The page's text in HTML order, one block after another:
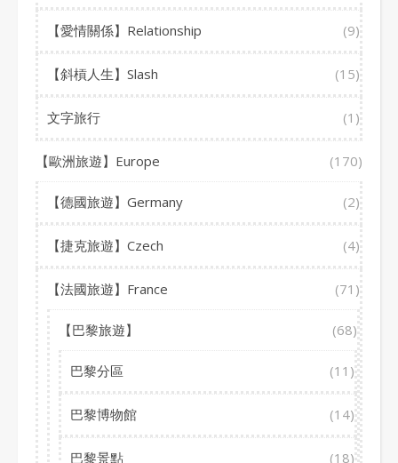
【愛情關係】Relationship (9)
【斜槓人生】Slash (15)
文字旅行 (1)
【歐洲旅遊】Europe (170)
【德國旅遊】Germany (2)
【捷克旅遊】Czech (4)
【法國旅遊】France (71)
【巴黎旅遊】 (68)
巴黎分區 (11)
巴黎博物館 (14)
巴黎景點 (18)